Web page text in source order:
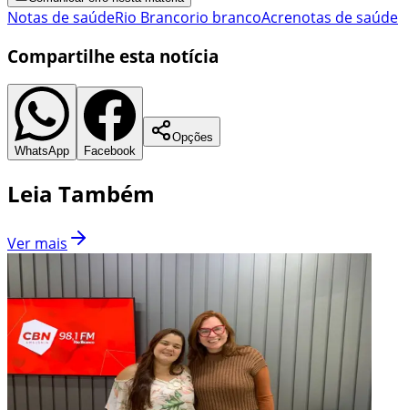
Notas de saúdeRio Brancorio brancoAcrenotas de saúde
Compartilhe esta notícia
WhatsApp Facebook
Opções
Leia Também
Ver mais